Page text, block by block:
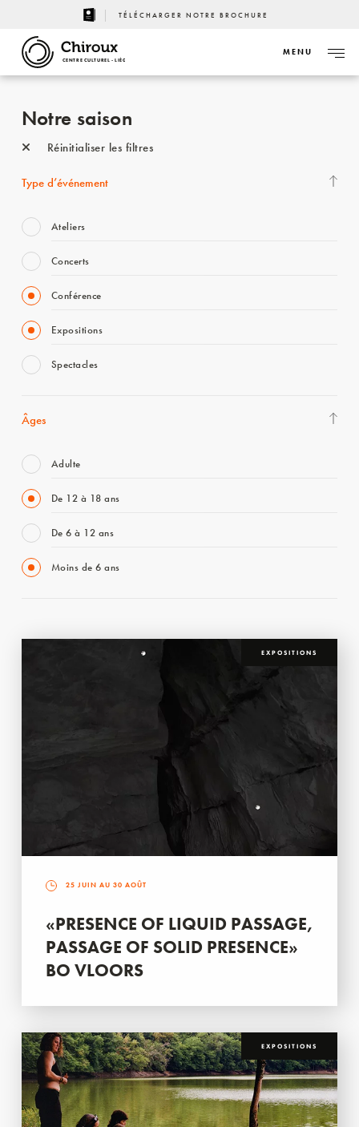
TÉLÉCHARGER NOTRE BROCHURE
CENTRE CULTUREL - LIÈGE
MENU
Notre saison
Réinitialiser les filtres
Type d’événement
Ateliers
Concerts
Conférence
Expositions
Spectacles
Âges
Adulte
De 12 à 18 ans
De 6 à 12 ans
Moins de 6 ans
EXPOSITIONS
25 JUIN AU 30 AOÛT
«PRESENCE OF LIQUID PASSAGE,
PASSAGE OF SOLID PRESENCE»
BO VLOORS
EXPOSITIONS